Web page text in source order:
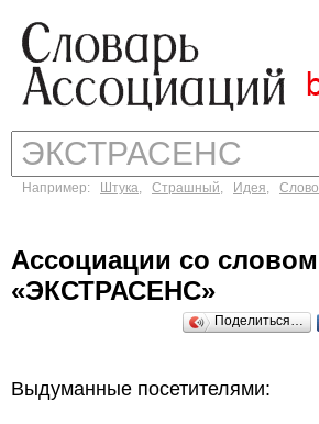
Например: Штука, Страшный, Идея, Слово
Ассоциации со словом
«ЭКСТРАСЕНС»
Поделиться…
Выдуманные посетителями: